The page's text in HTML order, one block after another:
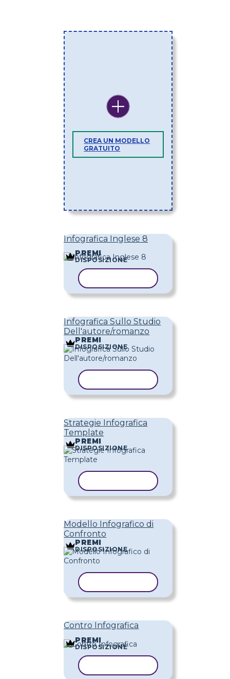
CREA UN MODELLO
GRATUITO
Infografica Inglese 8
PREMI
DISPOSIZIONE
Infografica Sullo Studio
Dell'autore/romanzo
PREMI
DISPOSIZIONE
Strategie Infografica
Template
PREMI
DISPOSIZIONE
Modello Infografico di
Confronto
PREMI
DISPOSIZIONE
Contro Infografica
PREMI
DISPOSIZIONE